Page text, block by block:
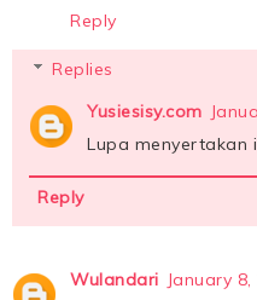
Reply
Replies
Yusiesisy.com
Lupa menyertakan
Reply
Wulandari January